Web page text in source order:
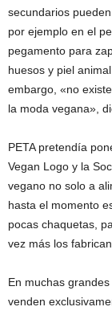
secundarios
por ejemplo en el
pegamento para
huesos y piel
embargo, «no
la moda vegana»,
PETA pretendía
Vegan Logo y la
vegano no solo a
hasta el momento
pocas chaquetas,
vez más los
En muchas
venden